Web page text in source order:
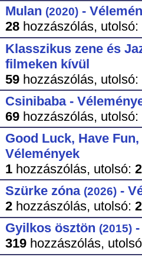
Mulan (2020)-
28hozzászólás, utolsó:
Klasszikus zene és
filmeken kívül
59hozzászólás, utolsó:
Csinibaba -
69hozzászólás, utolsó:
Good Luck, Have
Vélemények
1hozzászólás, utolsó:
Szürke zóna (2026)-
2hozzászólás, utolsó:
Gyilkos ösztön (2015)-
319hozzászólás,